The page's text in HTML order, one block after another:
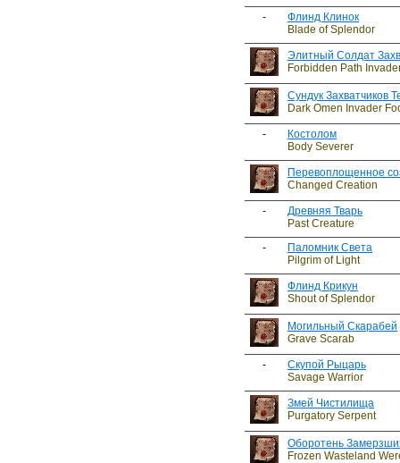
-
Флинд Клинок
Blade of Splendor
Элитный Солдат
Forbidden Path
Сундук Захватчиков
Dark Omen Invader
-
Костолом
Body Severer
Перевоплощенное
Changed Creation
-
Древняя Тварь
Past Creature
-
Паломник Света
Pilgrim of Light
Флинд Крикун
Shout of Splendor
Могильный Скарабей
Grave Scarab
-
Скупой Рыцарь
Savage Warrior
Змей Чистилища
Purgatory Serpent
Оборотень
Frozen Wasteland